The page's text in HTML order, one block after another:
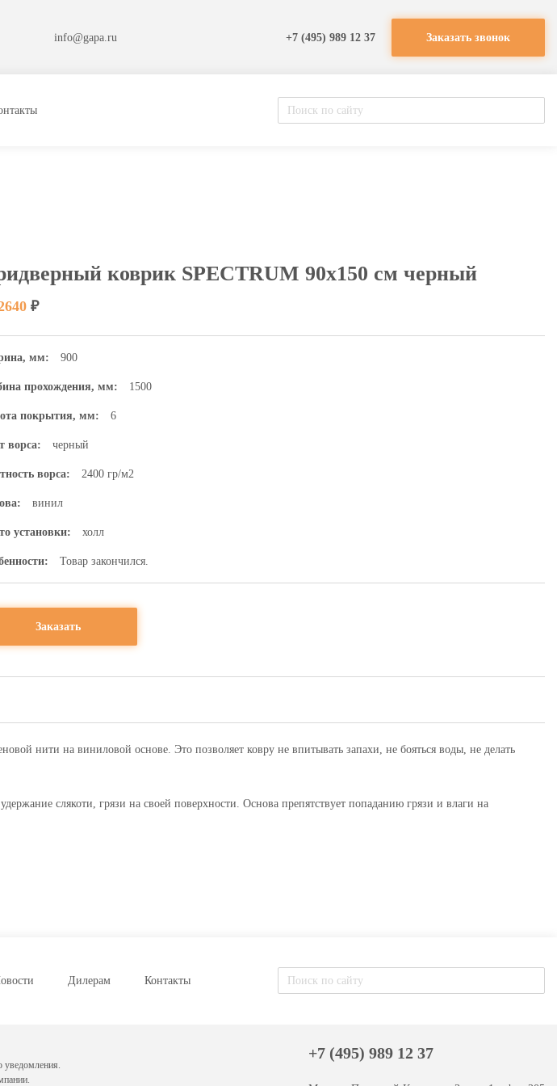
info@gapa.ru +7 (495) 989 12 37 Заказать звонок
коврик SPECTRUM 90х150 см черный
₽
мм: 900
прохождения, мм: 1500
покрытия, мм: 6
ворса: черный
ворса: 2400 гр/м2
винил
установки: холл
Товар закончился.
Заказать
нити на виниловой основе. Это позволяет ковру не впитывать запахи, не бояться воды, не делать
слякоти, грязи на своей поверхности. Основа препятствует попаданию грязи и влаги на
Дилерам Контакты
уведомления.
+7 (495) 989 12 37